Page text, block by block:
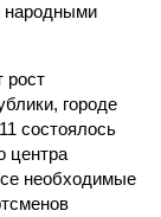
народными
рост
городе
состоялось
центра
необходимые